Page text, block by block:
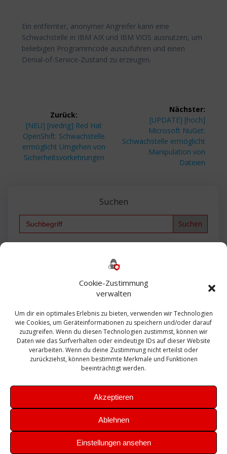
Cookie-Zustimmung
verwalten
Um dir ein optimales Erlebnis zu bieten, verwenden wir Technologien
wie Cookies, um Geräteinformationen zu speichern und/oder darauf
zuzugreifen. Wenn du diesen Technologien zustimmst, können wir
Daten wie das Surfverhalten oder eindeutige IDs auf dieser Website
verarbeiten. Wenn du deine Zustimmung nicht erteilst oder
zurückziehst, können bestimmte Merkmale und Funktionen
beeinträchtigt werden.
Akzeptieren
Ablehnen
Einstellungen ansehen
Ein entfernter, anonymer Angreifer kann eine
Schwachstelle in IBM AIX und IBM VIOS ausnutzen, um
beliebigen Programmcode auszuführen und einen
Denial-of-Service-Zustand zu erzeugen.
Zurück:
Vorheriger
Beitrag:
[NEU] [niedrig] Red Hat
OpenShift: Schwachstelle
ermöglicht Umgehen von
Sicherheitsvorkehrungen
Nächster:
Nächster
Beitrag:
[UPDATE] [hoch]
Microsoft NuGet:
Schwachstelle ermöglicht
Manipulation von
Dateien
Suchen
Search
Bautagebuch
Exchange firewall Fritzbox
Microsoft
Sanierung SBS Security Server Sicherheit
Sicherung SIEM Sophos SSL Ubuntu
Update Upgrade UTM VCenter VCSA Veeam
VMWare VPN WAZUH Windows
Zertifikat
Theme